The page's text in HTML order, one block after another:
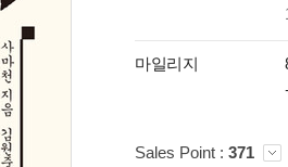
마일리지
Sales Point : 371